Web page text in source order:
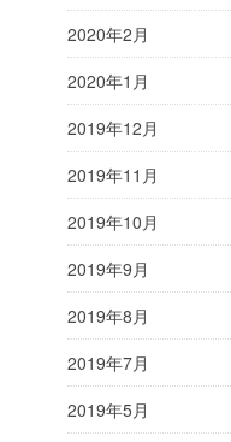
2020年2月
2020年1月
2019年12月
2019年11月
2019年10月
2019年9月
2019年8月
2019年7月
2019年5月